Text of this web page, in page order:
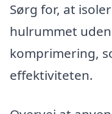
Sørg for, at
hulrummet
komprimering,
effektiviteten.